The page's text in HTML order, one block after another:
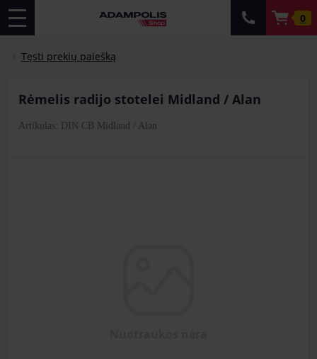
0
Tęsti prekių paiešką
Rėmelis radijo stotelei Midland / Alan
Artikulas: DIN CB Midland / Alan